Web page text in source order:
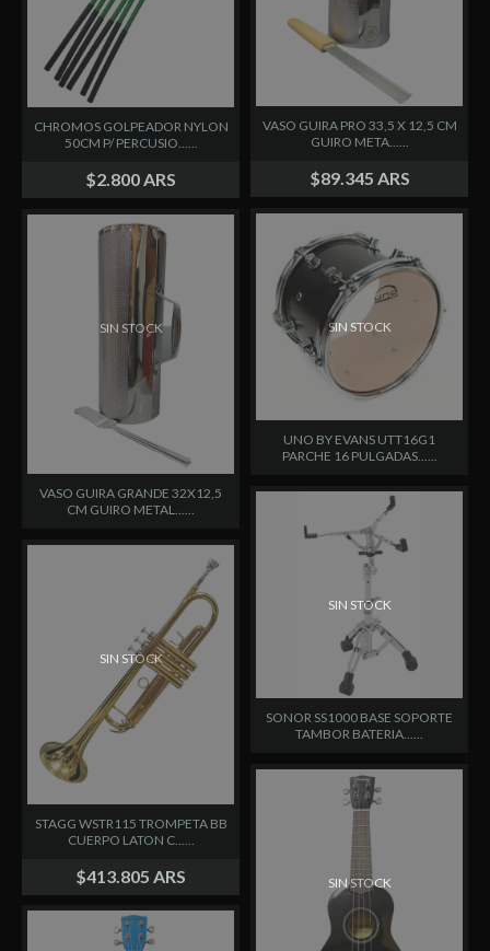
CHROMOS GOLPEADOR NYLON
50CM P/ PERCUSIO......
$2.800 ARS
VASO GUIRA PRO 33,5 X 12,5 CM
GUIRO META......
$89.345 ARS
SIN STOCK
VASO GUIRA GRANDE 32X12,5
CM GUIRO METAL......
SIN STOCK
UNO BY EVANS UTT16G1
PARCHE 16 PULGADAS......
SIN STOCK
STAGG WSTR115 TROMPETA BB
CUERPO LATON C......
$413.805 ARS
SIN STOCK
SONOR SS1000 BASE SOPORTE
TAMBOR BATERIA......
SIN STOCK